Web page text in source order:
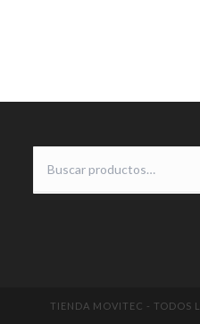
TIENDA MOVITEC - TODOS